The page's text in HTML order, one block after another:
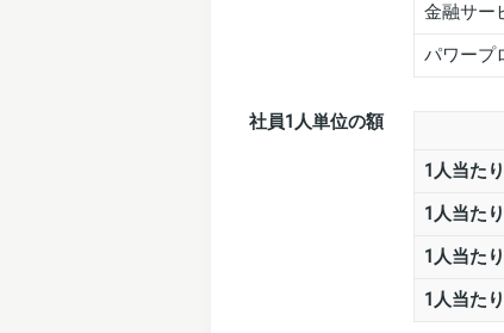
金融サー
パワープ
社員1人単位の額
1人当た
1人当た
1人当た
1人当た